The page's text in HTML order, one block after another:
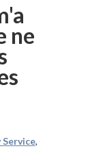
ne
Service,